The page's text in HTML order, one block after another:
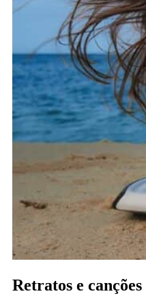
Retratos e canções